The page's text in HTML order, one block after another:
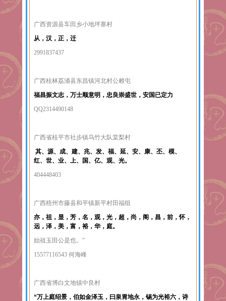
广西资源县车田乡小地坪寨村
从，汉，正，迁
2991837437
广西桂林荔浦县东昌镇河北村公赖屯
福昌振文志，万士顺意明，忠良崇盛世，安国已定力
QQ2314490148
广西省桂平市社步镇乌竹大队棠梨村
其、源、成、建、兆、发、福、延、安、康、丕、模、
红、世、业、上、国、亿、观、光。
404448403
广西梧州市藤县和平镇新平村田福组
亦，祖，显，芳，名，观，光，超，尚，阁，昌，前，怀，
远，泽，美，富，裕，华，庭。
始祖玉田公是也。”
15577116543 何海峰
广西省博白文地镇中良村
“万上庭绍景，伯如金泽玉，曰泉胃地永，锡为光裕六，诗